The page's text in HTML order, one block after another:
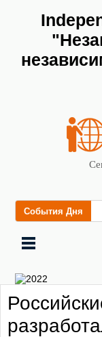
События Дня